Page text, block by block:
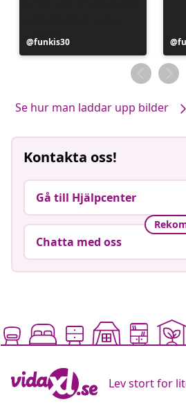
Inlägg
publicerat
funkis30
av
Se hur man laddar upp bilder
Kontakta oss!
Gå till Hjälpcenter
Chatta med oss
Lev stort for